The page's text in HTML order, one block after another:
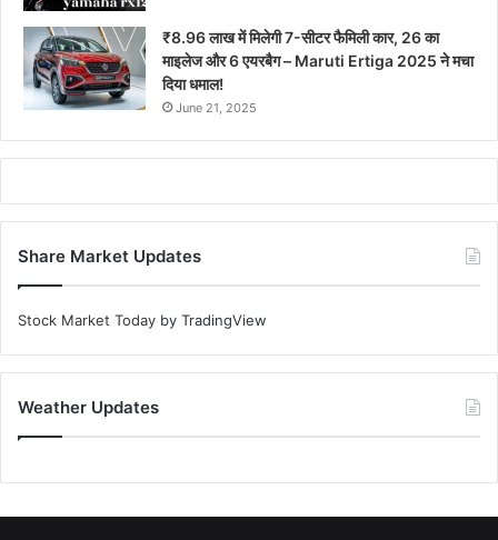
₹8.96 लाख में मिलेगी 7-सीटर फैमिली कार, 26 का
माइलेज और 6 एयरबैग – Maruti Ertiga 2025 ने मचा
दिया धमाल!
June 21, 2025
Share Market Updates
Stock Market Today by TradingView
Weather Updates